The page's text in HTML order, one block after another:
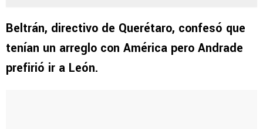
Beltrán, directivo de Querétaro, confesó que
tenían un arreglo con América pero Andrade
prefirió ir a León.